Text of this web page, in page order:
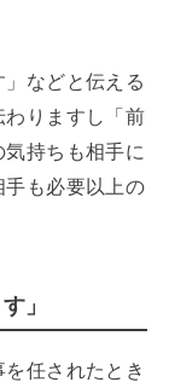
などと伝える
わりますし「前
持ちも相手に
手も必要以上の
」
任されたとき